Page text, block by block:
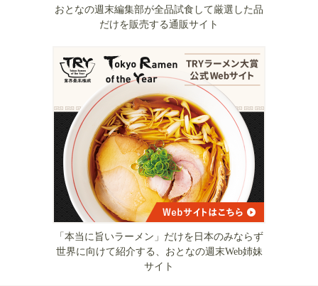
おとなの週末編集部が全品試食して厳選した品
だけを販売する通販サイト
「本当に旨いラーメン」だけを日本のみならず
世界に向けて紹介する、おとなの週末Web姉妹
サイト